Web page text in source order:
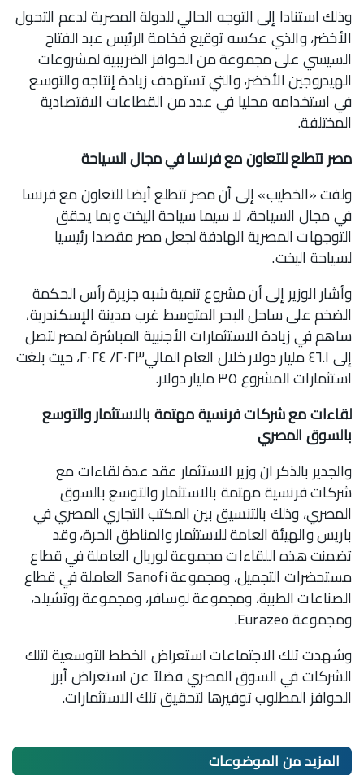
وذلك استنادا إلى التوجه الحالي للدولة المصرية لدعم التحول
الأخضر، والذي عكسه توقيع فخامة الرئيس عبد الفتاح
السيسي على مجموعة من الحوافز الضريبية لمشروعات
الهيدروجين الأخضر، والتي تستهدف زيادة إنتاجه والتوسع
في استخدامه محليا في عدد من القطاعات الاقتصادية
المختلفة.
مصر تتطلع للتعاون مع فرنسا في مجال السياحة
ولفت «الخطيب» إلى أن مصر تتطلع أيضا للتعاون مع فرنسا
في مجال السياحة، لا سيما سياحة اليخت وبما يحقق
التوجهات المصرية الهادفة لجعل مصر مقصدا رئيسيا
لسياحة اليخت.
وأشار الوزير إلى أن مشروع تنمية شبه جزيرة رأس الحكمة
الضخم على ساحل البحر المتوسط غرب مدينة الإسكندرية،
ساهم في زيادة الاستثمارات الأجنبية المباشرة لمصر لتصل
إلى ٤٦.١ مليار دولار خلال العام المالي٢٠٢٣/ ٢٠٢٤، حيث بلغت
استثمارات المشروع ٣٥ مليار دولار.
لقاءات مع شركات فرنسية مهتمة بالاستثمار والتوسع
بالسوق المصري
والجدير بالذكر ان وزير الاستثمار عقد عدة لقاءات مع
شركات فرنسية مهتمة بالاستثمار والتوسع بالسوق
المصري، وذلك بالتنسيق بين المكتب التجاري المصري في
باريس والهيئة العامة للاستثمار والمناطق الحرة، وقد
تضمنت هذه اللقاءات مجموعة لوريال العاملة في قطاع
مستحضرات التجميل، ومجموعة Sanofi العاملة في قطاع
الصناعات الطبية، ومجموعة لوسافر، ومجموعة روتشيلد،
ومجموعة Eurazeo.
وشهدت تلك الاجتماعات استعراض الخطط التوسعية لتلك
الشركات في السوق المصري فضلاً عن استعراض أبرز
الحوافز المطلوب توفيرها لتحقيق تلك الاستثمارات.
المزيد منالموضوعات